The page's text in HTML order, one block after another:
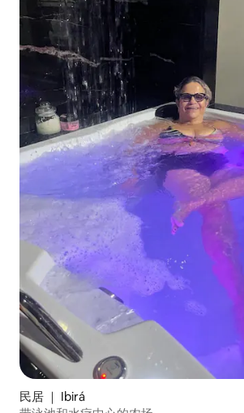
民居 ｜ Ibirá